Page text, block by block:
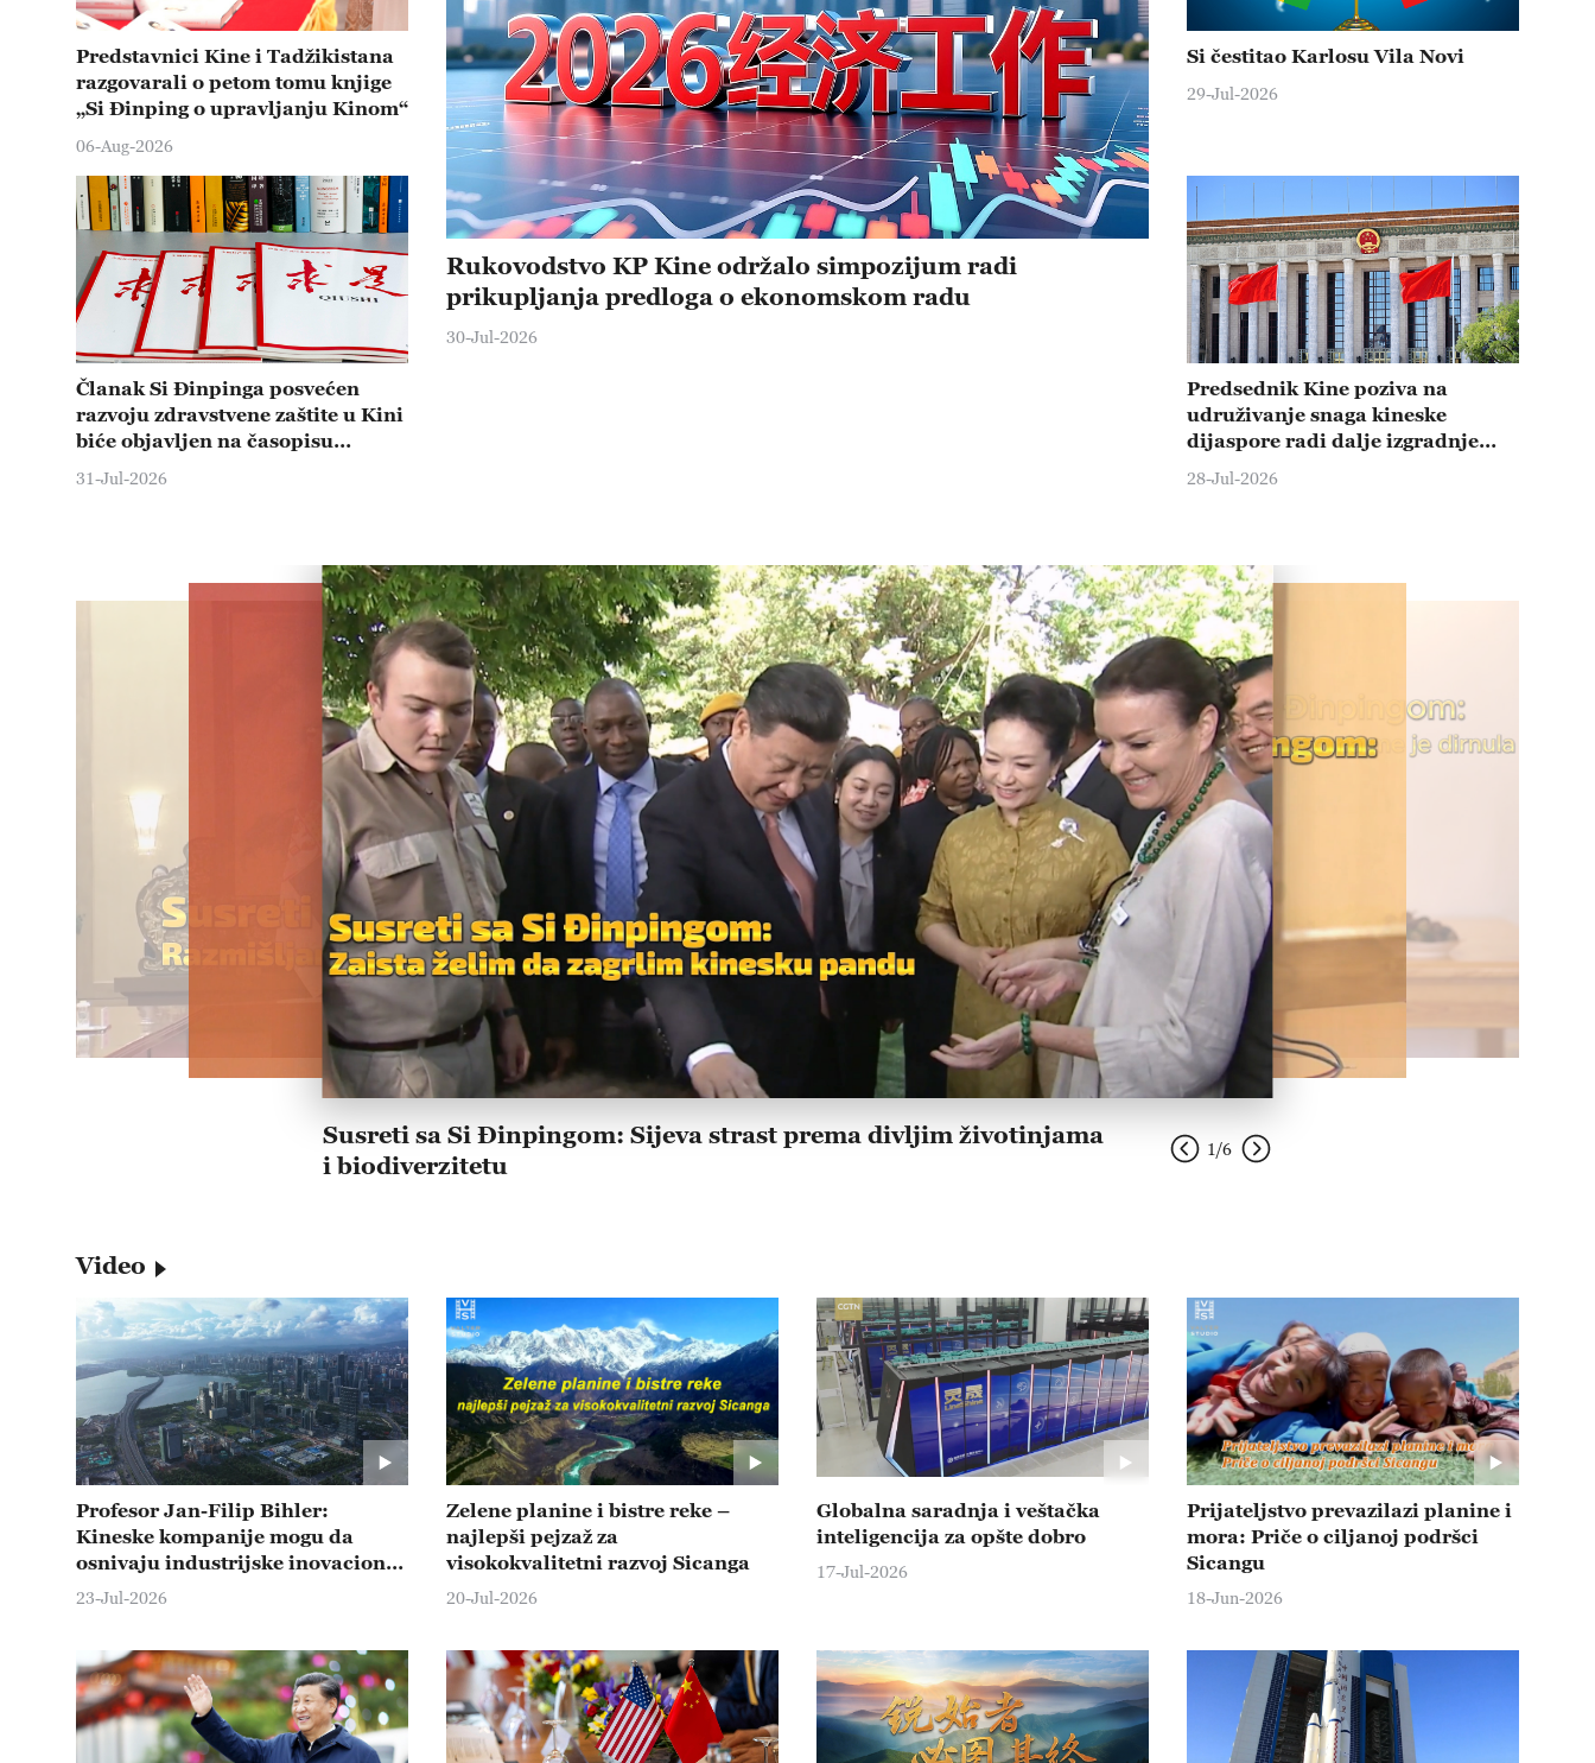
Predstavnici Kine i Tadžikistana
razgovarali o petom tomu knjige
„Si Đinping o upravljanju Kinom“
06-Aug-2026
Članak Si Đinpinga posvećen
razvoju zdravstvene zaštite u Kini
biće objavljen na časopisu
„Ćijuši“
31-Jul-2026
Rukovodstvo KP Kine održalo simpozijum radi
prikupljanja predloga o ekonomskom radu
30-Jul-2026
Si čestitao Karlosu Vila Novi
29-Jul-2026
Predsednik Kine poziva na
udruživanje snaga kineske
dijaspore radi dalje izgradnje
države i nacionalnog
28-Jul-2026
Susreti sa Si Đinpingom: Sijeva strast prema divljim životinjama
i biodiverzitetu
1 / 6
Video
Profesor Jan-Filip Bihler:
Kineske kompanije mogu da
osnivaju industrijske inovacione
parkove u Evropi
23-Jul-2026
Zelene planine i bistre reke –
najlepši pejzaž za
visokokvalitetni razvoj Sicanga
20-Jul-2026
Globalna saradnja i veštačka
inteligencija za opšte dobro
17-Jul-2026
Prijateljstvo prevazilazi planine i
mora: Priče o ciljanoj podršci
Sicangu
18-Jun-2026